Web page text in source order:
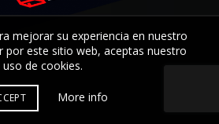
mejorar su experiencia en nuestro
por este sitio web, aceptas nuestro
uso de cookies.
More info